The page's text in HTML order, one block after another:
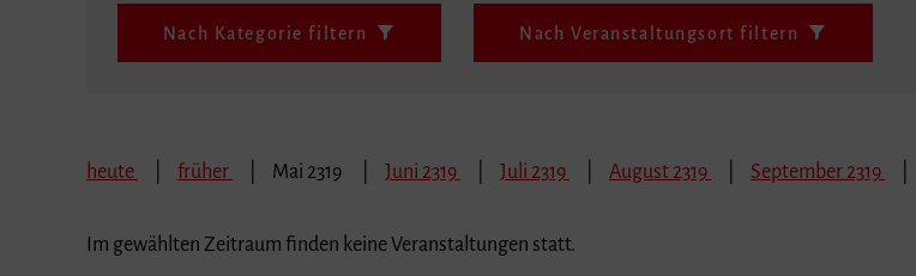
Nach Kategorie filtern Nach Veranstaltungsort filtern
heute früher Mai 2319 Juni 2319 Juli 2319 August 2319 September 2319
Im gewählten Zeitraum finden keine Veranstaltungen statt.